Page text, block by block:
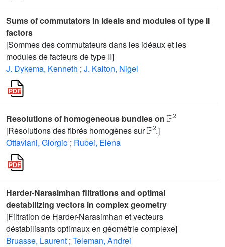
Sums of commutators in ideals and modules of type II
factors
[Sommes des commutateurs dans les idéaux et les
modules de facteurs de type II]
J. Dykema, Kenneth ; J. Kalton, Nigel
Resolutions of homogeneous bundles on
2
[Résolutions des fibrés homogènes sur
ℙ2
.]
Ottaviani, Giorgio ; Rubei, Elena
Harder-Narasimhan filtrations and optimal
destabilizing vectors in complex geometry
[Filtration de Harder-Narasimhan et vecteurs
déstabilisants optimaux en géométrie complexe]
Bruasse, Laurent ; Teleman, Andrei